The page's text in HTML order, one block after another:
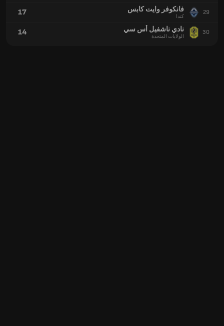
29 فانكوفر وايت كابس
كندا 17
30 نادي ناشفيل أس سي
الولايات المتحدة 14